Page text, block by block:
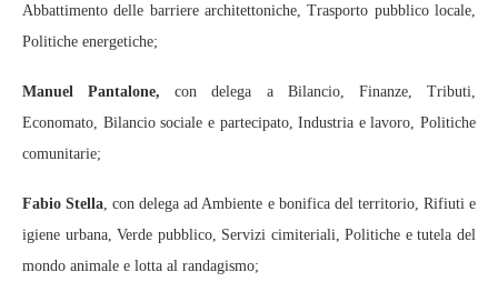
Abbattimento delle barriere architettoniche, Trasporto pubblico locale,
Politiche energetiche;
Manuel Pantalone, con delega a Bilancio, Finanze, Tributi,
Economato, Bilancio sociale e partecipato, Industria e lavoro, Politiche
comunitarie;
Fabio Stella , con delega ad Ambiente e bonifica del territorio, Rifiuti e
igiene urbana, Verde pubblico, Servizi cimiteriali, Politiche e tutela del
mondo animale e lotta al randagismo;